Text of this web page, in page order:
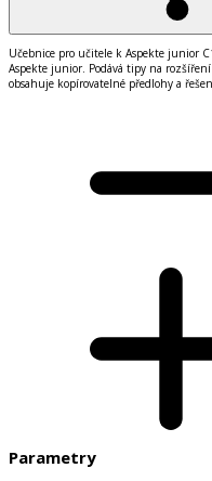
Učebnice pro učitele k Aspekte junior
Aspekte junior. Podává tipy na rozšíření
obsahuje kopírovatelné předlohy a řešen
Parametry